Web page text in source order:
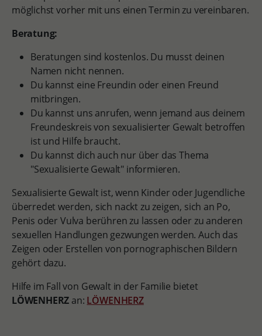
möglichst vorher mit uns einen Termin zu vereinbaren.
Beratung:
Beratungen sind kostenlos. Du musst deinen
Namen nicht nennen.
Du kannst eine Freundin oder einen Freund
mitbringen.
Du kannst uns anrufen, wenn jemand aus deinem
Freundeskreis von sexualisierter Gewalt betroffen
ist und Hilfe braucht.
Du kannst dich auch nur über das Thema
"Sexualisierte Gewalt" informieren.
Sexualisierte Gewalt ist, wenn Kinder oder Jugendliche
überredet werden, sich nackt zu zeigen, sich an Po,
Penis oder Vulva berühren zu lassen oder zu anderen
sexuellen Handlungen gezwungen werden. Auch das
Zeigen oder Erstellen von pornographischen Bildern
gehört dazu.
Hilfe im Fall von Gewalt in der Familie bietet
LÖWENHERZ an: LÖWENHERZ